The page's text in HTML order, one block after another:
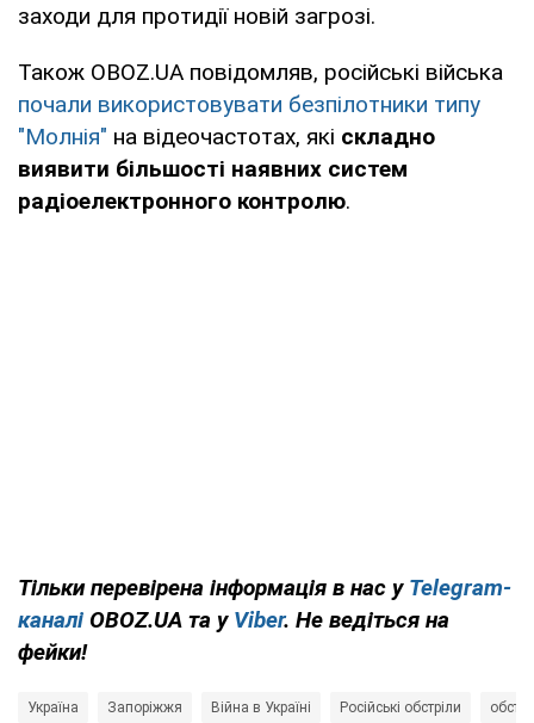
заходи для протидії новій загрозі.
Також OBOZ.UA повідомляв, російські війська
почали використовувати безпілотники типу
"Молнія" на відеочастотах, які складно
виявити більшості наявних систем
радіоелектронного контролю.
Тільки перевірена інформація в нас у Telegram-
каналі OBOZ.UA та у Viber. Не ведіться на
фейки!
Україна Запоріжжя Війна в Україні Російські обстріли